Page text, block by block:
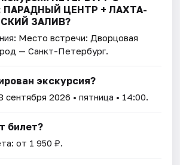
ЦЕНТР + ЛАХТА-
ЗАЛИВ?
Место встречи: Дворцовая
— Санкт-Петербург.
экскурсия?
сентября 2026 • пятница • 14:00.
билет?
от 1 950 ₽.